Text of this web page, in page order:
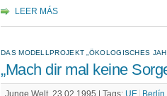
LEER MÁS
DAS MODELLPROJEKT „ÖKOLOGISCHES
„Mach dir mal keine
Junge Welt, 23.02.1995 | Tags: UE Berlín